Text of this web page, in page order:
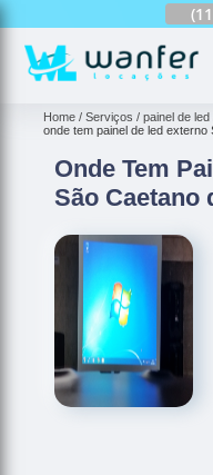
Home Serviços painel de led
onde tem painel de led externo
Onde Tem
São Caetano